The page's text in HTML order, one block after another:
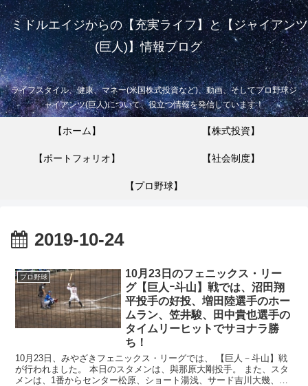
ミドルエイジからの【充実ライフ】と【ジャイアンツ
(巨人)】情報ブログ
ライフスタイル、健康、マネー(米国株式投資など)、動画、そしてプロ野球ジ
ャイアンツ(巨人)について、役立つ情報を発信しています！
【ホーム】 【株式投資】
【ポートフォリオ】 【社会制度】
【プロ野球】
2019-10-24
プロ野球
10月23日のフェニックス・リー
グ【巨人ｰ斗山】戦では、沼田翔
平投手の好投、増田陸選手のホー
ムラン、笠井駿、田中貴也選手の
タイムリーヒットでサヨナラ勝
ち！
10月23日、みやざきフェニックス・リーグでは、 【巨人－斗山】戦
が行われました。 本日のスタメンは、與那原大剛投手。 また、スタ
メンは、1番からセンター松原、ショート湯浅、サード吉川大幾、フ